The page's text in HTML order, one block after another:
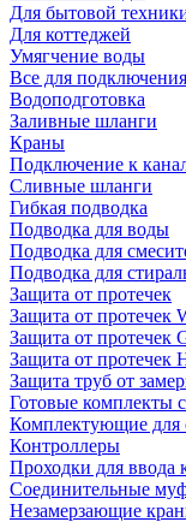
Для бытовой
Для коттеджей
Умягчение воды
Все для
Водоподготовка
Заливные шланги
Краны
Подключение к
Сливные шланги
Гибкая подводка
Подводка для воды
Подводка для
Подводка для
Защита от протечек
Защита от протечек
Защита от протечек
Защита от протечек
Защита труб от
Готовые комплекты
Комплектующие для
Контроллеры
Проходки для ввода
Соединительные
Незамерзающие